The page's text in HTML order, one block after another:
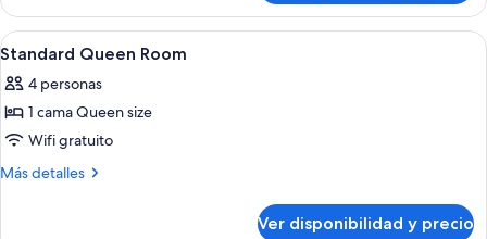
King
Room
Ver
todas
las
fotos
de
Standard
Una habitación de hotel con una
3
Standard Queen Room
4 personas
1 cama Queen size
Wifi gratuito
Más detalles
Más
Ver disponibilidad y precio